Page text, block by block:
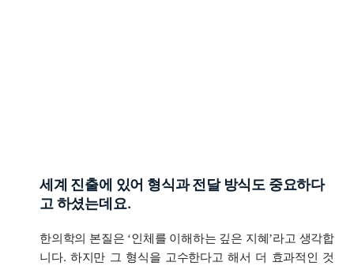
세계 진출에 있어 형식과 전달 방식도 중요하다
고 하셨는데요.
한의학의 본질은 ‘인체를 이해하는 깊은 지혜’라고 생각합
니다. 하지만 그 형식을 고수한다고 해서 더 효과적인 것